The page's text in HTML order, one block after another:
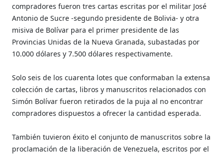
compradores fueron tres cartas escritas por el militar José
Antonio de Sucre -segundo presidente de Bolivia- y otra
misiva de Bolívar para el primer presidente de las
Provincias Unidas de la Nueva Granada, subastadas por
10.000 dólares y 7.500 dólares respectivamente.
Solo seis de los cuarenta lotes que conformaban la extensa
colección de cartas, libros y manuscritos relacionados con
Simón Bolívar fueron retirados de la puja al no encontrar
compradores dispuestos a ofrecer la cantidad esperada.
También tuvieron éxito el conjunto de manuscritos sobre la
proclamación de la liberación de Venezuela, escritos por el